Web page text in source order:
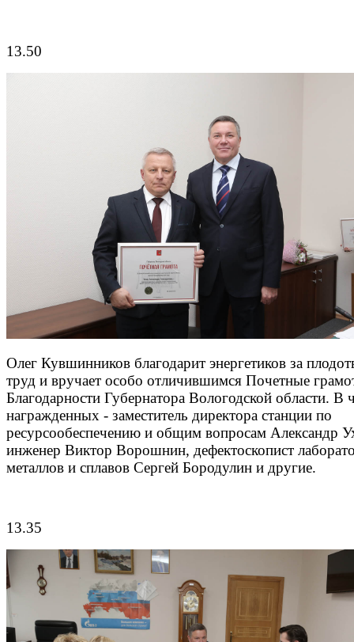
13.50
Олег Кувшинников благодарит энергетиков за
труд и вручает особо отличившимся Почетные
Благодарности Губернатора Вологодской области. В
награжденных - заместитель директора станции по
ресурсообеспечению и общим вопросам Александр
инженер Виктор Ворошнин, дефектоскопист
металлов и сплавов Сергей Бородулин и другие.
13.35